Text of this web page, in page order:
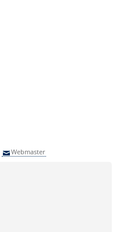
Webmaster